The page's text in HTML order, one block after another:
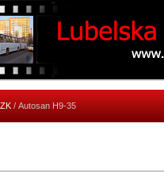
/ Autosan H9-35